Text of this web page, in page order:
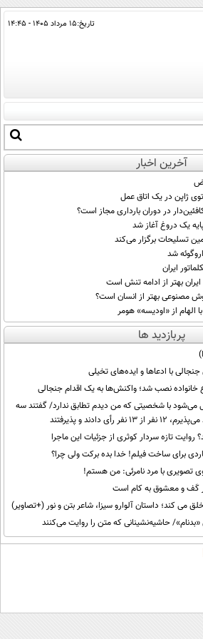
تاریخ:۱۵ مرداد ۱۴۰۵ - ۱۴:۴۵
آخرین اخبار
در دوران بارداری مجاز است؟
یک دروغ آغاز شد
تسلیحات برگزار می‌کند
شد
ایران
بهتر از ادامه تنش است
مصنوعی بهتر از انسان است؟
پربازدید ها
با ادعاها و ایده‌های تخیلی
خانواده نصب شد؛ واکنش‌ها به یک اقدام جنجالی
می‌شود با شخصیتی که من دیدم تطابق ندارد/ گفتند سه
و پذیرفتند
روایت تازه سردار کوثری از جزئیات این ماجرا
تصویری با مرد نامرئی: من هستم!
کَف و معشوق به کام است
حاشیه‌نشینانی که متن را روایت می‌کنند